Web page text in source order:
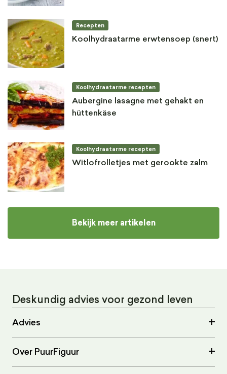
Recepten
Koolhydraatarme erwtensoep (snert)
Koolhydraatarme recepten
Aubergine lasagne met gehakt en
hüttenkäse
Koolhydraatarme recepten
Witlofrolletjes met gerookte zalm
Bekijk meer artikelen
Deskundig advies voor gezond leven
Advies
Over PuurFiguur